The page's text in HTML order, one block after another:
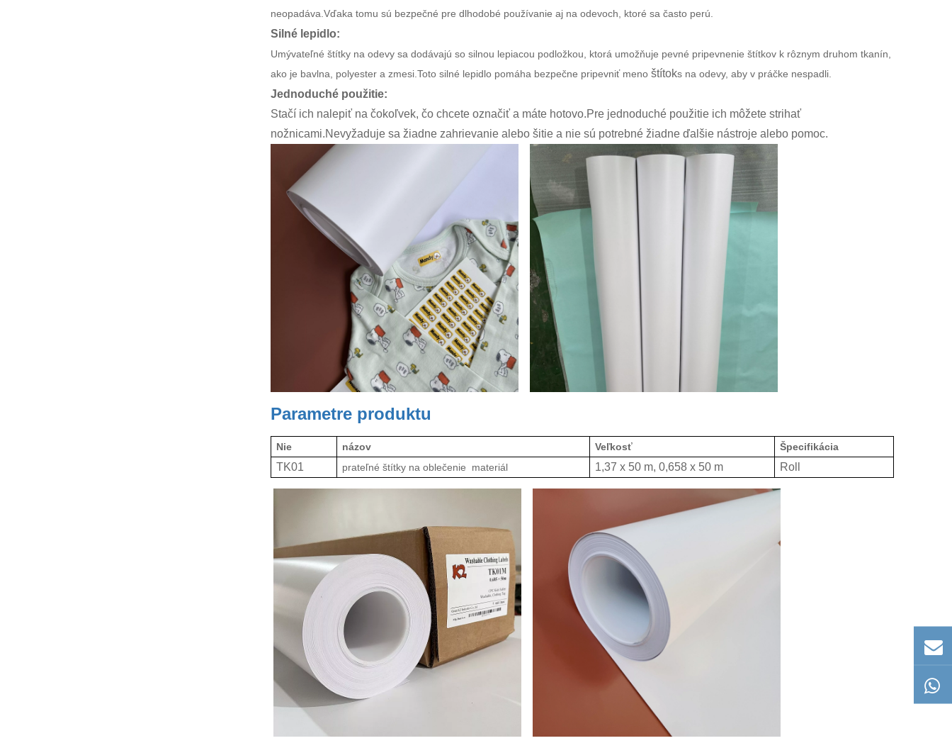
neopadáva.Vďaka tomu sú bezpečné pre dlhodobé používanie aj na odevoch, ktoré sa často perú.
Silné lepidlo:
Umývateľné štítky na odevy sa dodávajú so silnou lepiacou podložkou, ktorá umožňuje pevné pripevnenie štítkov k rôznym druhom tkanín,
ako je bavlna, polyester a zmesi.Toto silné lepidlo pomáha bezpečne pripevniť meno štítoks na odevy, aby v práčke nespadli.
Jednoduché použitie:
Stačí ich nalepiť na čokoľvek, čo chcete označiť a máte hotovo.Pre jednoduché použitie ich môžete strihať
nožnicami.Nevyžaduje sa žiadne zahrievanie alebo šitie a nie sú potrebné žiadne ďalšie nástroje alebo pomoc.
Parametre produktu
Nie názov Veľkosť Špecifikácia
TK01 prateľné štítky na oblečenie materiál 1,37 x 50 m, 0,658 x 50 m Roll